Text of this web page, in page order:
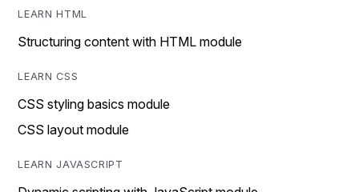
LEARN HTML
Structuring content with HTML module
LEARN CSS
CSS styling basics module
CSS layout module
LEARN JAVASCRIPT